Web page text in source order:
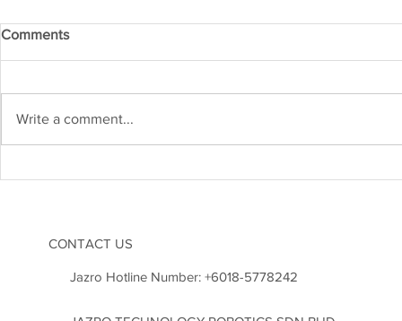
Comments
Write a comment...
CONTACT US
Jazro Hotline Number: +6018-5778242